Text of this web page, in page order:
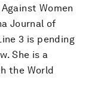
Women
Journal of
3 is pending
She is a
the World